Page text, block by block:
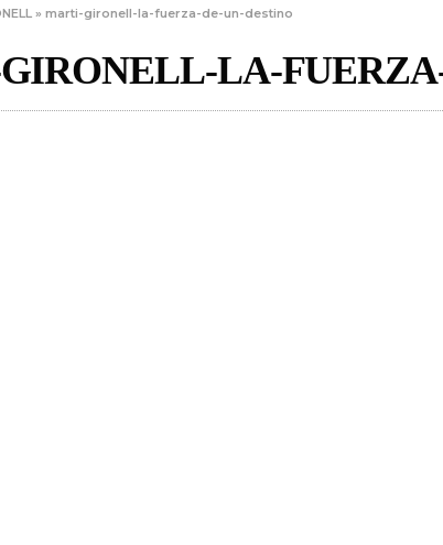
»marti-gironell-la-fuerza-de-un-destino
LA-